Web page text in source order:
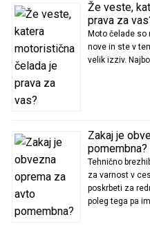
Že veste,
prava za
Moto čelade
nove in ste v
velik izziv.
Zakaj je
pomembna?
Tehnično
za varnost v
poskrbeti za
poleg tega pa